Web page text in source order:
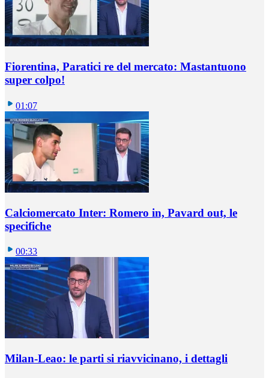
Fiorentina, Paratici re del mercato: Mastantuono
super colpo!
01:07
Calciomercato Inter: Romero in, Pavard out, le
specifiche
00:33
Milan-Leao: le parti si riavvicinano, i dettagli